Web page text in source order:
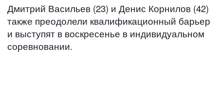
Дмитрий Васильев (23) и Денис Корнилов (42)
также преодолели квалификационный барьер
и выступят в воскресенье в индивидуальном
соревновании.